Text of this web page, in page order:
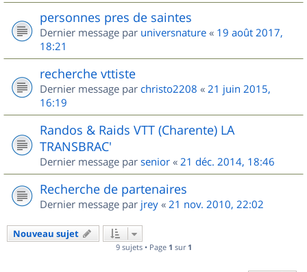
personnes pres de saintes
Dernier message par universnature « 19 août 2017,
18:21
recherche vttiste
Dernier message par christo2208 « 21 juin 2015,
16:19
Randos & Raids VTT (Charente) LA
TRANSBRAC'
Dernier message par senior « 21 déc. 2014, 18:46
Recherche de partenaires
Dernier message par jrey « 21 nov. 2010, 22:02
Nouveau sujet
9 sujets • Page 1 sur 1